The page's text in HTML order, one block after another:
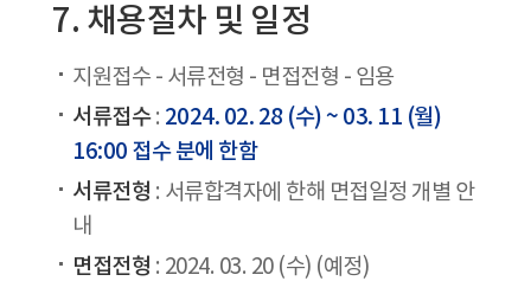
7. 채용절차 및 일정
지원접수 - 서류전형 - 면접전형 - 임용
서류접수: 2024. 02. 28 (수) ~ 03. 11 (월)
16:00 접수 분에 한함
서류전형 : 서류합격자에 한해 면접일정 개별 안
내
면접전형 : 2024. 03. 20 (수) (예정)